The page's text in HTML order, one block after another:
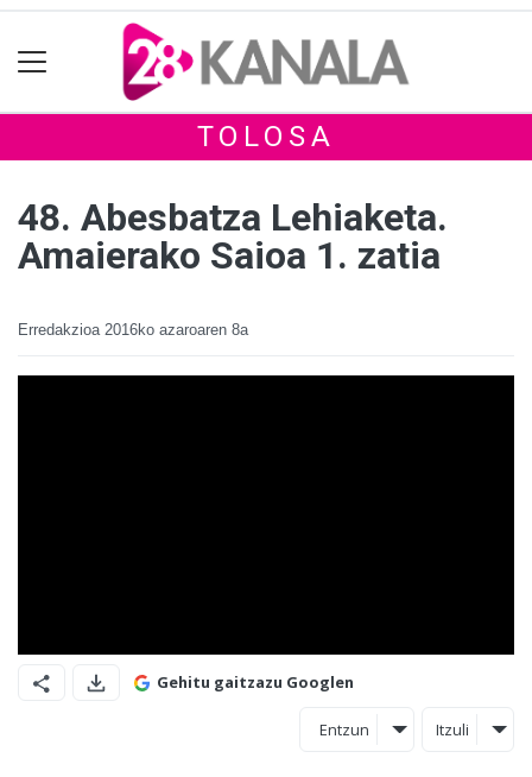
TOLOSA
48. Abesbatza Lehiaketa.
Amaierako Saioa 1. zatia
Erredakzioa 2016ko azaroaren 8a
Gehitu gaitzazu Googlen
Entzun Itzuli